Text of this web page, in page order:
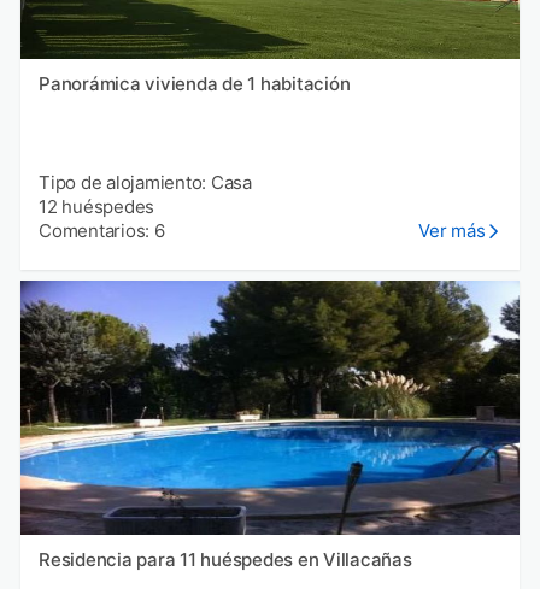
Panorámica vivienda de 1 habitación
Tipo de alojamiento: Casa
12 huéspedes
Comentarios: 6
Ver más
Residencia para 11 huéspedes en Villacañas